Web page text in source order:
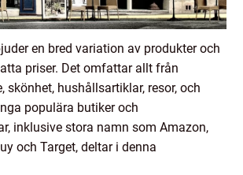
en bred variation av produkter och
priser. Det omfattar allt från
skönhet, hushållsartiklar, resor, och
populära butiker och
inklusive stora namn som Amazon,
och Target, deltar i denna